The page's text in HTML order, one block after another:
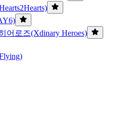
어로즈(Xdinary Heroes)